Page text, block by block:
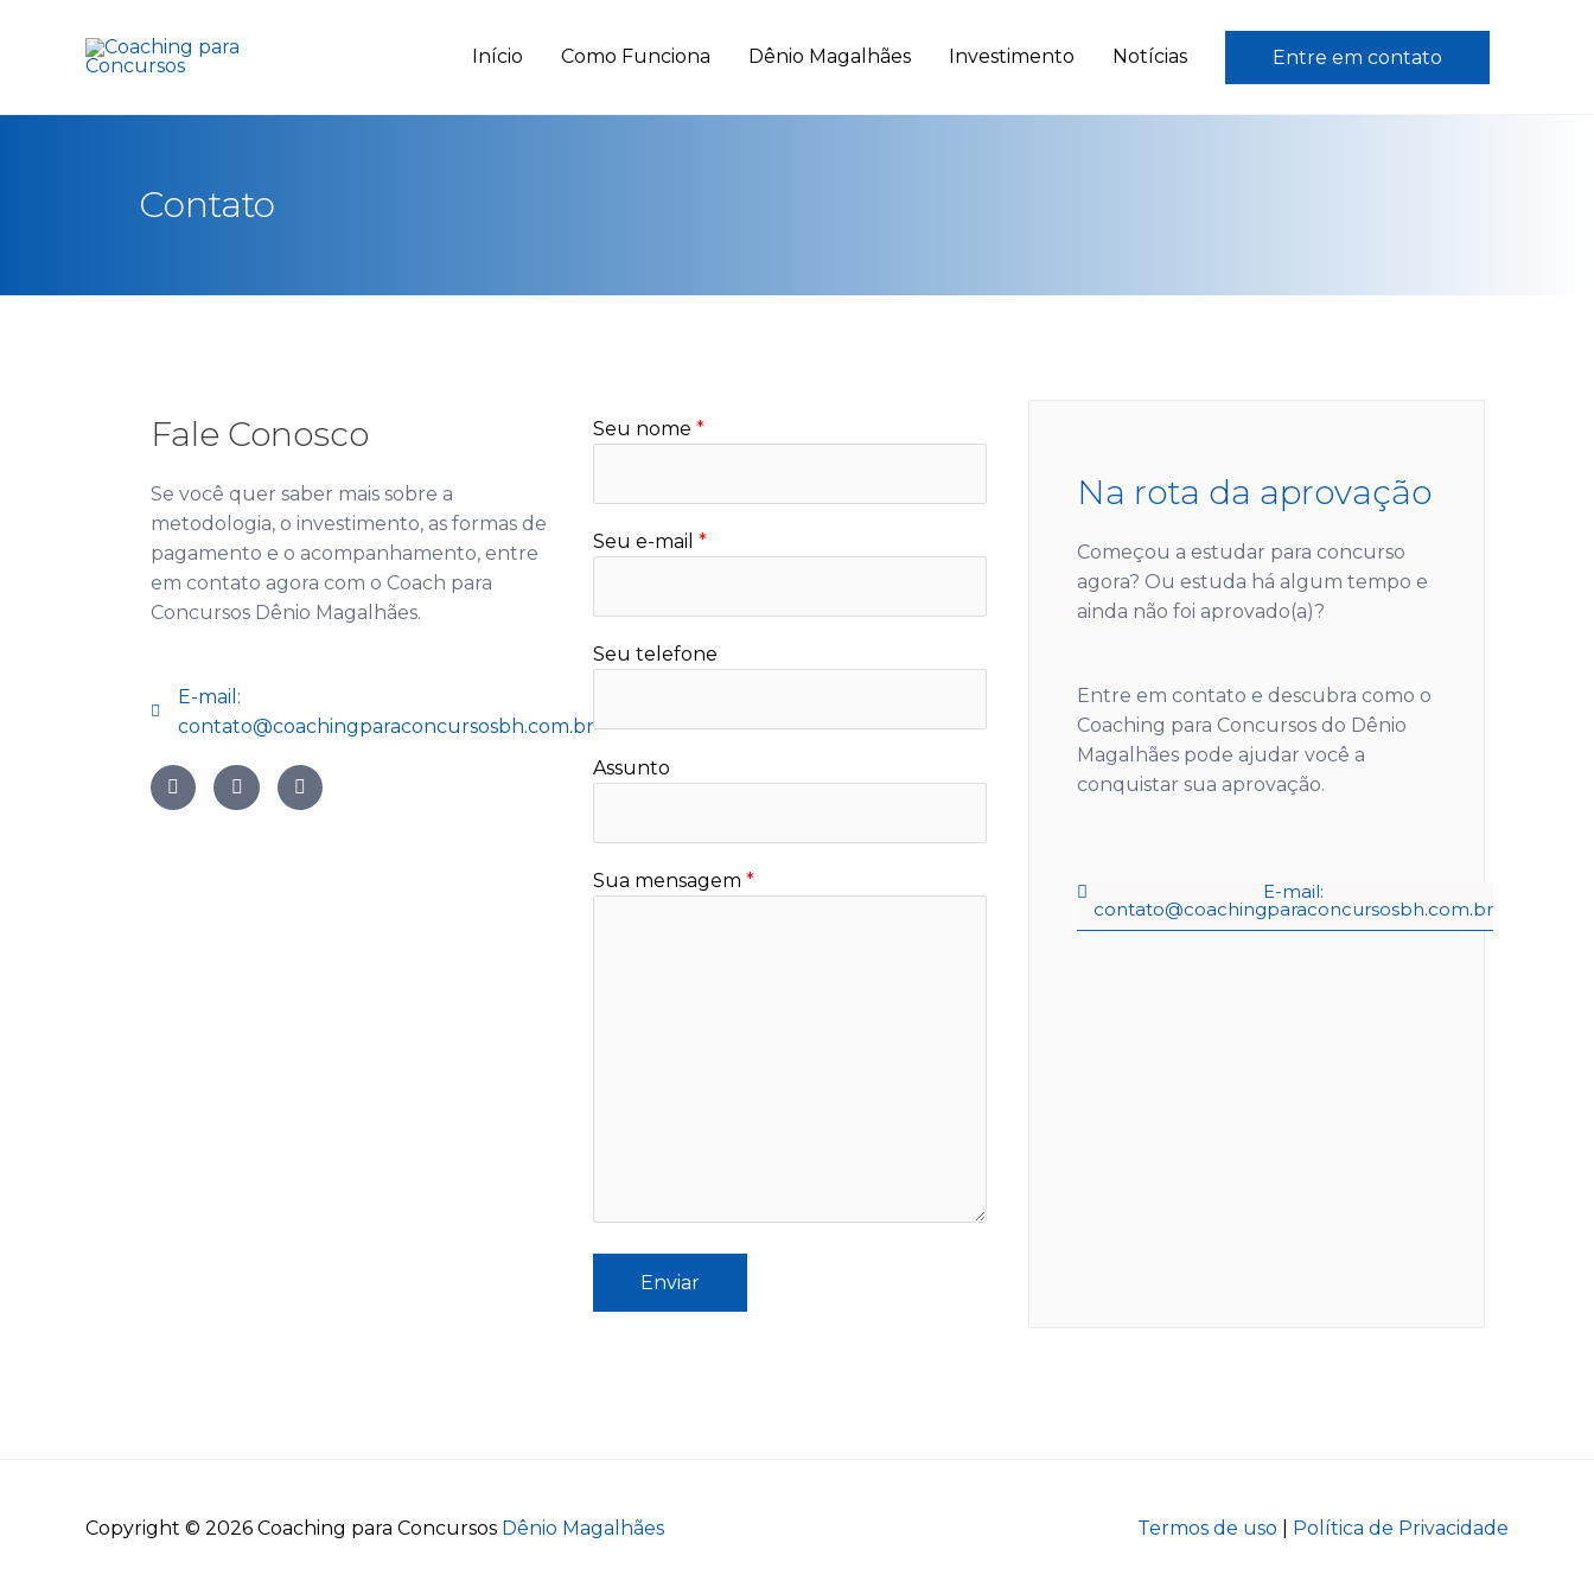
Início Como Funciona Dênio Magalhães Investimento Notícias Entre em contato
Contato
Fale Conosco
Se você quer saber mais sobre a
metodologia, o investimento, as formas de
pagamento e o acompanhamento, entre
em contato agora com o Coach para
Concursos Dênio Magalhães.
E-mail:
contato@coachingparaconcursosbh.com.br
Seu nome*
Seu e-mail*
Seu telefone
Assunto
Sua mensagem*
Na rota da aprovação
Começou a estudar para concurso
agora? Ou estuda há algum tempo e
ainda não foi aprovado(a)?
Entre em contato e descubra como o
Coaching para Concursos do Dênio
Magalhães pode ajudar você a
conquistar sua aprovação.
E-mail:
contato@coachingparaconcursosbh.com.br
Copyright © 2026 Coaching para Concursos Dênio Magalhães Termos de uso Política de Privacidade